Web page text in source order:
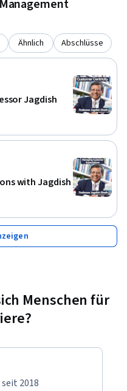
Ähnlich Abschlüsse
Jagdish
with Jagdish
Menschen für
2018